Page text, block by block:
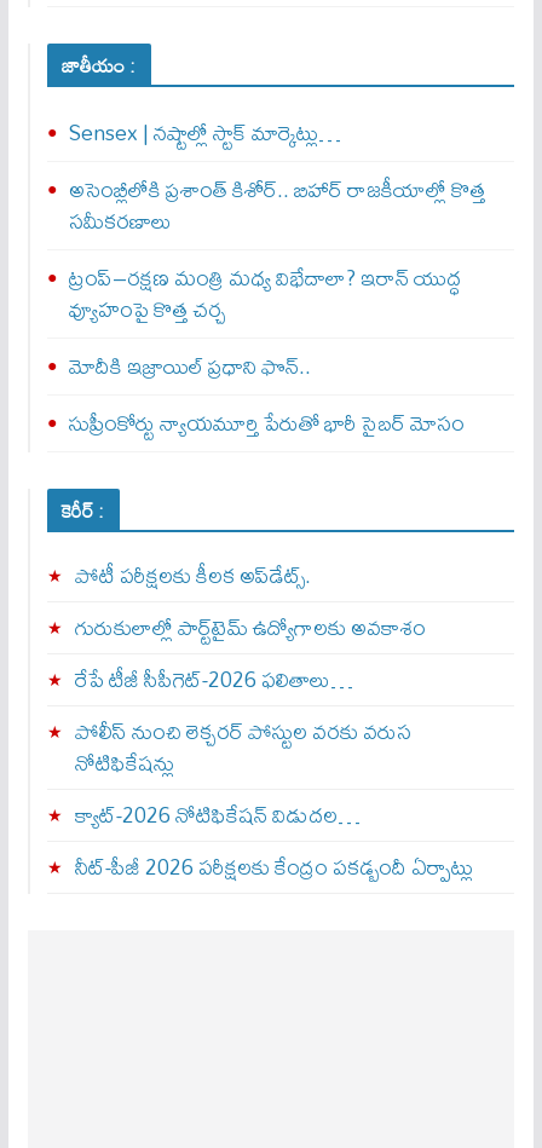
జాతీయం :
Sensex | నష్టాల్లో స్టాక్ మార్కెట్లు…
అసెంబ్లీలోకి ప్రశాంత్ కిశోర్.. బిహార్ రాజకీయాల్లో కొత్త
సమీకరణాలు
ట్రంప్–రక్షణ మంత్రి మధ్య విభేదాలా? ఇరాన్ యుద్ధ
వ్యూహంపై కొత్త చర్చ
మోదీకి ఇజ్రాయిల్ ప్ర‌ధాని ఫొన్..
సుప్రీంకోర్టు న్యాయమూర్తి పేరుతో భారీ సైబర్ మోసం
కెరీర్ :
పోటీ పరీక్షలకు కీలక అప్‌డేట్స్.
గురుకులాల్లో పార్ట్‌టైమ్ ఉద్యోగాలకు అవకాశం
రేపే టీజీ సీపీగెట్‌-2026 ఫలితాలు…
పోలీస్ నుంచి లెక్చరర్ పోస్టుల వరకు వరుస
నోటిఫికేషన్లు
క్యాట్-2026 నోటిఫికేషన్ విడుదల…
నీట్-పీజీ 2026 పరీక్షలకు కేంద్రం పకడ్బందీ ఏర్పాట్లు